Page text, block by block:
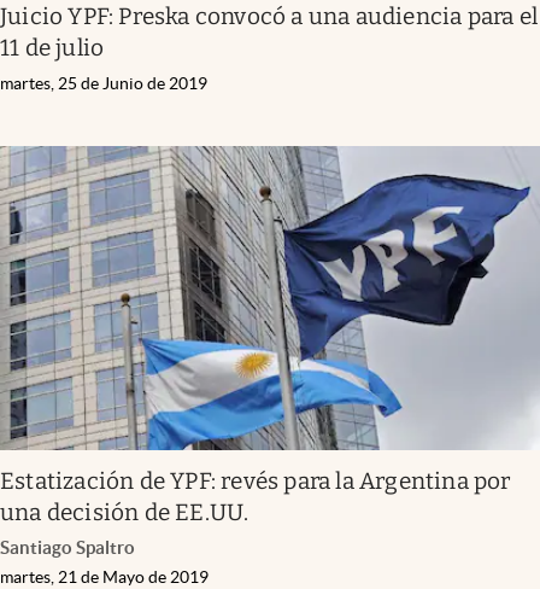
Juicio YPF: Preska convocó a una audiencia para el
11 de julio
martes, 25 de Junio de 2019
Estatización de YPF: revés para la Argentina por
una decisión de EE.UU.
Santiago Spaltro
martes, 21 de Mayo de 2019